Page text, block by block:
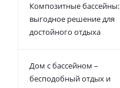
Композитные бассейны:
выгодное решение для
достойного отдыха
Дом с бассейном –
бесподобный отдых и